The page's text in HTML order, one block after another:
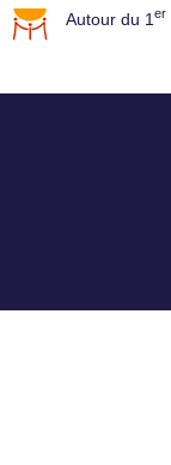
Autour du 1 er